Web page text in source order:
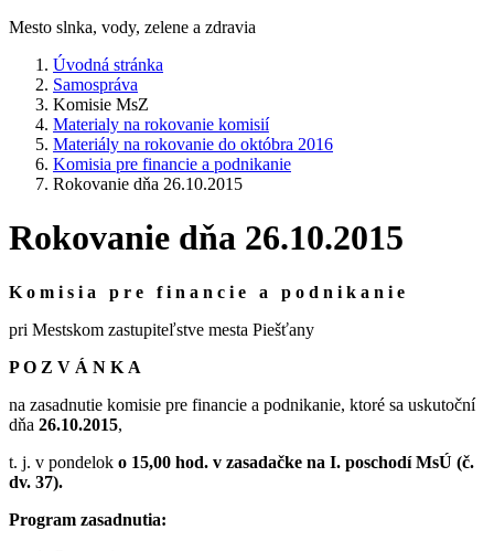
Mesto slnka, vody, zelene a zdravia
Úvodná stránka
Samospráva
Komisie MsZ
Materialy na rokovanie komisií
Materiály na rokovanie do októbra 2016
Komisia pre financie a podnikanie
Rokovanie dňa 26.10.2015
Rokovanie dňa 26.10.2015
K o m i s i a p r e f i n a n c i e a p o d n i k a n i e
pri Mestskom zastupiteľstve mesta Piešťany
P O Z V Á N K A
na zasadnutie komisie pre financie a podnikanie, ktoré sa uskutoční
dňa 26.10.2015,
t. j. v pondelok o 15,00 hod. v zasadačke na I. poschodí MsÚ (č.
dv. 37).
Program zasadnutia: